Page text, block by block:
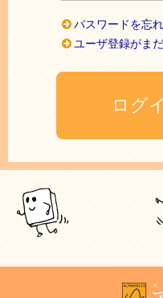
パスワードを忘
ユーザ登録がま